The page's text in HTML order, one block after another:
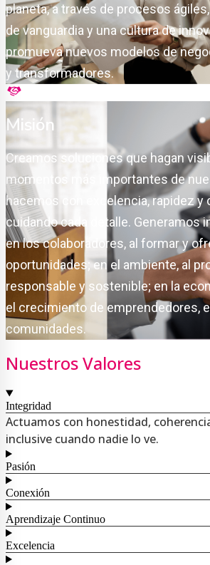
planeta, a través de procesos
de vanguardia y una cultura de
promueva nuevos modelos de
y transformadores.
Misión
Creamos soluciones que hagan
momentos más importantes de
hacemos con excelencia, rapidez y
cuidando cada detalle. Generamos
en los colaboradores, al formar y
oportunidades; en el ambiente, al
responsable y sostenible; en la
el crecimiento de emprendedores,
comunidades.
Nuestros Valores
Integridad
Actuamos con honestidad,
inclusive cuando nadie lo ve.
Pasión
Conexión
Aprendizaje Continuo
Excelencia